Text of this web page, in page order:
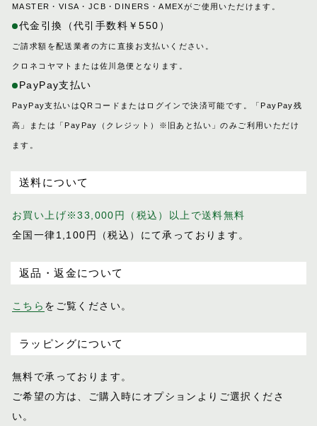
MASTER・VISA・JCB・DINERS・AMEXがご使用いただけます。
代金引換（代引手数料￥550）
ご請求額を配送業者の方に直接お支払いください。
クロネコヤマトまたは佐川急便となります。
PayPay支払い
PayPay支払いはQRコードまたはログインで決済可能です。「PayPay残
高」または「PayPay（クレジット）※旧あと払い」のみご利用いただけ
ます。
送料について
お買い上げ※33,000円（税込）以上で送料無料
全国一律1,100円（税込）にて承っております。
返品・返金について
こちら をご覧ください。
ラッピングについて
無料で承っております。
ご希望の方は、ご購入時にオプションより ご選択くださ
い。